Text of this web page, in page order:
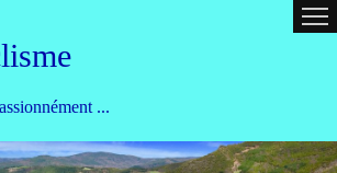
...